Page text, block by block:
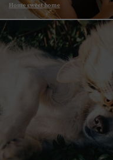
Home sweet home